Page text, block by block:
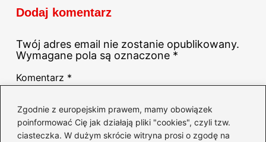
Zgodnie z europejskim prawem, mamy obowiązek
poinformować Cię jak działają pliki "cookies", czyli tzw.
ciasteczka. W dużym skrócie witryna prosi o zgodę na
Dodaj komentarz
Twój adres email nie zostanie opublikowany.
Wymagane pola są oznaczone *
Komentarz *